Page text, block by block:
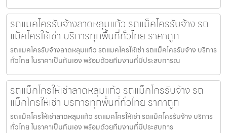
รถแมคโครรับจ้างลาดหลุมแก้ว รถแม็คโครรับจ้าง รถ
แม็คโครให้เช่า บริการทุกพื้นที่ทั่วไทย ราคาถูก
รถแมคโครรับจ้างลาดหลุมแก้ว รถแมคโครให้เช่า รถแม็คโครรับจ้าง บริการ
ทั่วไทย ในราคาเป็นกันเอง พร้อมด้วยทีมงานที่มีประสบการณ
รถแม็คโครให้เช่าลาดหลุมแก้ว รถแม็คโครรับจ้าง รถ
แม็คโครให้เช่า บริการทุกพื้นที่ทั่วไทย ราคาถูก
รถแม็คโครให้เช่าลาดหลุมแก้ว รถแมคโครให้เช่า รถแม็คโครรับจ้าง บริการ
ทั่วไทย ในราคาเป็นกันเอง พร้อมด้วยทีมงานที่มีประสบการ